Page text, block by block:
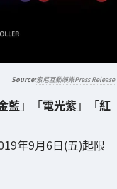
索尼互動娛樂Press Release
藍」「電光紫」「紅
年9月6日(五)起限